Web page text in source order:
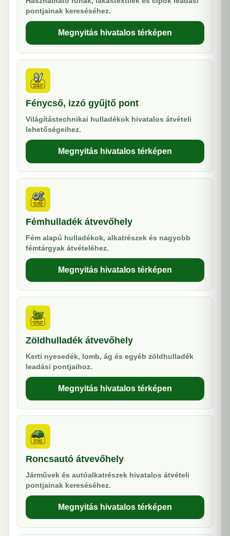
pontjainak kereséséhez.
Megnyitás hivatalos térképen
Fénycső, izzó gyűjtő pont
Világítástechnikai hulladékok hivatalos átvételi
lehetőségeihez.
Megnyitás hivatalos térképen
Fémhulladék átvevőhely
Fém alapú hulladékok, alkatrészek és nagyobb
fémtárgyak átvételéhez.
Megnyitás hivatalos térképen
Zöldhulladék átvevőhely
Kerti nyesedék, lomb, ág és egyéb zöldhulladék
leadási pontjaihoz.
Megnyitás hivatalos térképen
Roncsautó átvevőhely
Járművek és autóalkatrészek hivatalos átvételi
pontjainak kereséséhez.
Megnyitás hivatalos térképen